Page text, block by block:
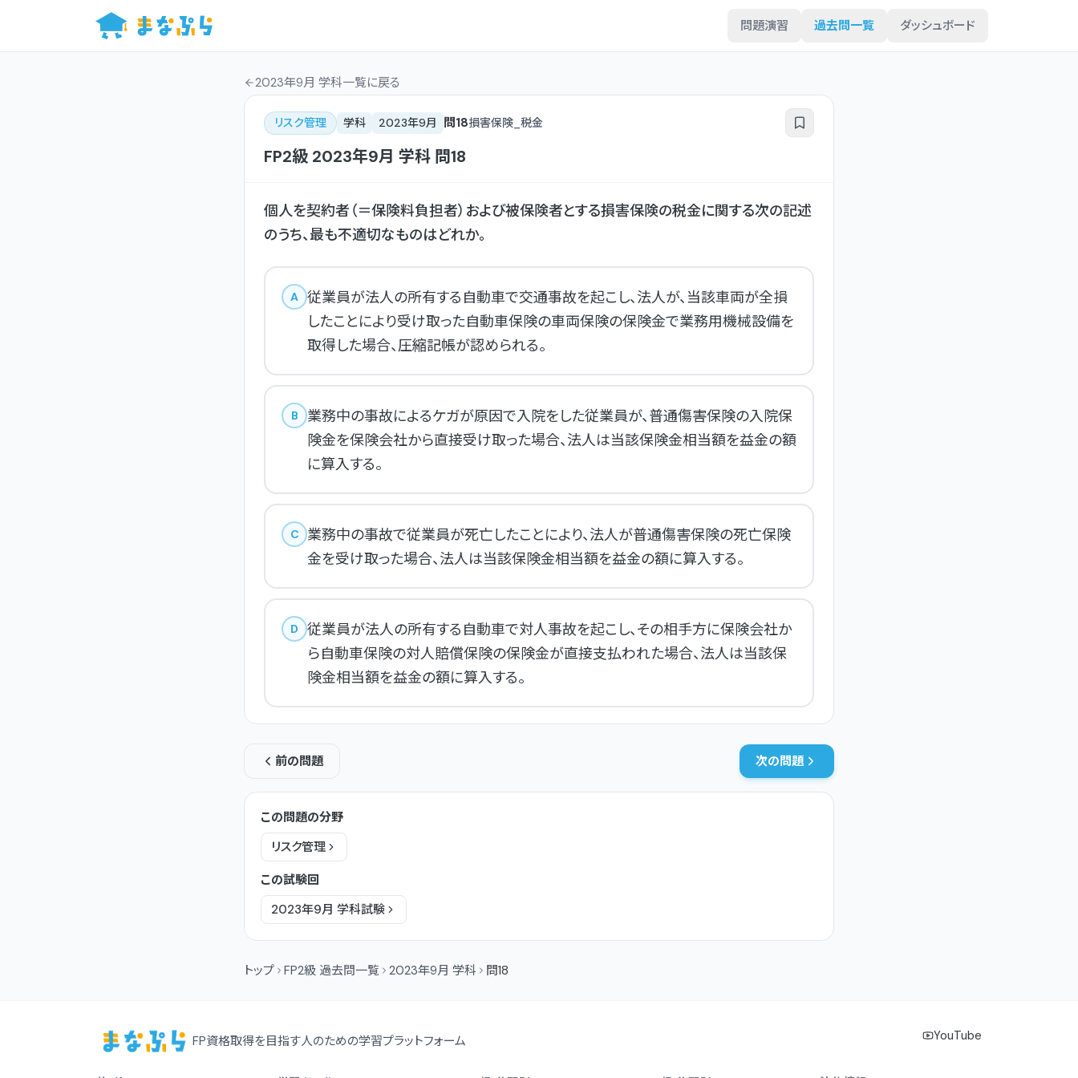
問題演習 過去問一覧 ダッシュボード
2023年9月 学科一覧に戻る
リスク管理 学科 2023年9月 問18損害保険_税金
FP2級 2023年9月 学科 問18
個人を契約者（＝保険料負担者）および被保険者とする損害保険の税金に関する次の記述
のうち、最も不適切なものはどれか。
A
従業員が法人の所有する自動車で交通事故を起こし、法人が、当該車両が全損
したことにより受け取った自動車保険の車両保険の保険金で業務用機械設備を
取得した場合、圧縮記帳が認められる。
B
業務中の事故によるケガが原因で入院をした従業員が、普通傷害保険の入院保
険金を保険会社から直接受け取った場合、法人は当該保険金相当額を益金の額
に算入する。
C
業務中の事故で従業員が死亡したことにより、法人が普通傷害保険の死亡保険
金を受け取った場合、法人は当該保険金相当額を益金の額に算入する。
D
従業員が法人の所有する自動車で対人事故を起こし、その相手方に保険会社か
ら自動車保険の対人賠償保険の保険金が直接支払われた場合、法人は当該保
険金相当額を益金の額に算入する。
前の問題 次の問題
この問題の分野
リスク管理
この試験回
2023年9月 学科試験
トップ FP2級 過去問一覧 2023年9月 学科 問18
FP資格取得を目指す人のための学習プラットフォーム YouTube